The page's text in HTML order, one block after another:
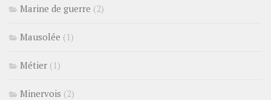
Marine de guerre (2)
Mausolée (1)
Métier (1)
Minervois (2)